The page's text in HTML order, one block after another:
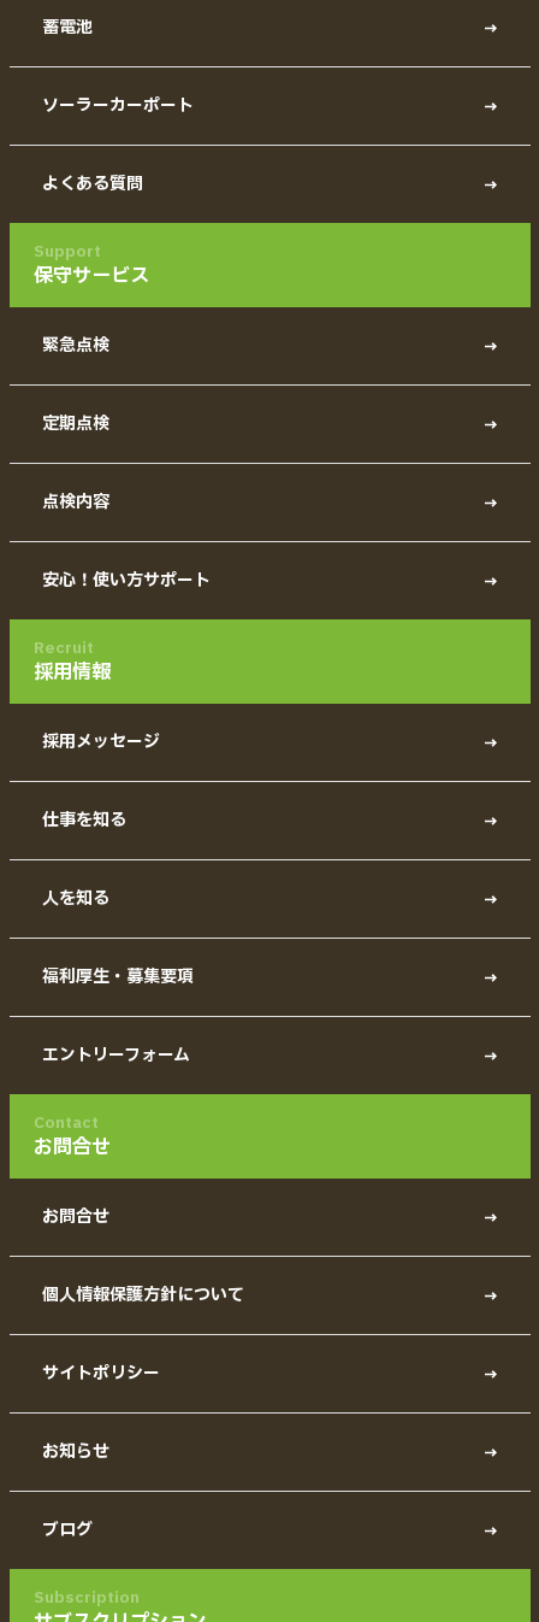
蓄電池
ソーラーカーポート
よくある質問
Support
保守サービス
緊急点検
定期点検
点検内容
安心！使い方サポート
Recruit
採用情報
採用メッセージ
仕事を知る
人を知る
福利厚生・募集要項
エントリーフォーム
Contact
お問合せ
お問合せ
個人情報保護方針について
サイトポリシー
お知らせ
ブログ
Subscription